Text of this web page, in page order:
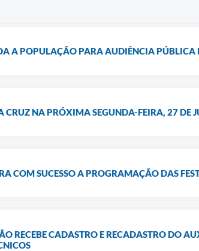
A POPULAÇÃO PARA AUDIÊNCIA
NA PRÓXIMA SEGUNDA-FEIRA, 27 DE
COM SUCESSO A PROGRAMAÇÃO DAS
RECEBE CADASTRO E RECADASTRO DO